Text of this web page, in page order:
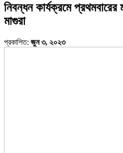
নিবন্ধন কার্যক্রমে প্রথমবারের
মাগুরা
প্রকাশিত: জুন ৩, ২০২৩